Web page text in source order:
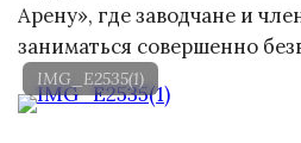
Арену», где заводчане и
заниматься совершенно
IMG_E2535(1)